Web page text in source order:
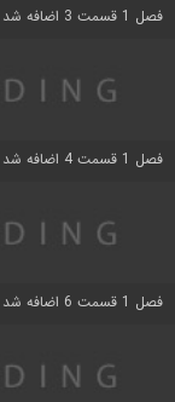
فصل 1 قسمت 3 اضافه شد
فصل 1 قسمت 4 اضافه شد
فصل 1 قسمت 6 اضافه شد